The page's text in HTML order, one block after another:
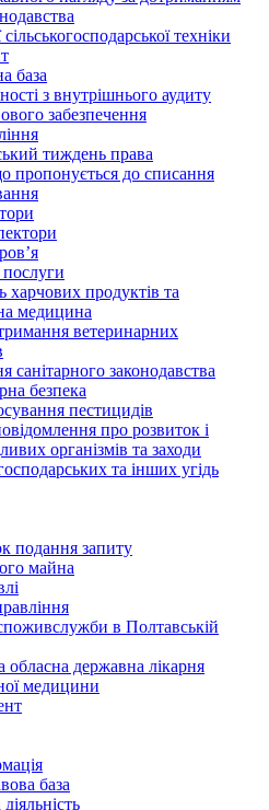
сільськогосподарської техніки
база
з внутрішнього аудиту
забезпечення
тиждень права
пропонується до списання
послуги
харчових продуктів та
медицина
ветеринарних
санітарного законодавства
безпека
пестицидів
про розвиток і
організмів та заходи
та інших угідь
подання запиту
майна
в Полтавській
обласна державна лікарня
медицини
база